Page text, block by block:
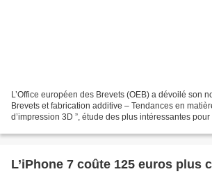
L’Office européen des Brevets (OEB) a dévoilé son
Brevets et fabrication additive – Tendances en
d’impression 3D ”, étude des plus intéressantes
L’iPhone 7 coûte 125 euros plus